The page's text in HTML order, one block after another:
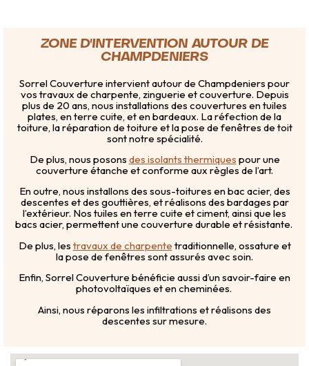
ZONE D'INTERVENTION AUTOUR DE
CHAMPDENIERS
Sorrel Couverture intervient autour de Champdeniers pour
vos travaux de charpente, zinguerie et couverture. Depuis
plus de 20 ans, nous installations des couvertures en tuiles
plates, en terre cuite, et en bardeaux. La réfection de la
toiture, la réparation de toiture et la pose de fenêtres de toit
sont notre spécialité.
De plus, nous posons des isolants thermiques pour une
couverture étanche et conforme aux règles de l’art.
En outre, nous installons des sous-toitures en bac acier, des
descentes et des gouttières, et réalisons des bardages par
l’extérieur. Nos tuiles en terre cuite et ciment, ainsi que les
bacs acier, permettent une couverture durable et résistante.
De plus, les travaux de charpente traditionnelle, ossature et
la pose de fenêtres sont assurés avec soin.
Enfin, Sorrel Couverture bénéficie aussi d’un savoir-faire en
photovoltaïques et en cheminées.
Ainsi, nous réparons les infiltrations et réalisons des
descentes sur mesure.